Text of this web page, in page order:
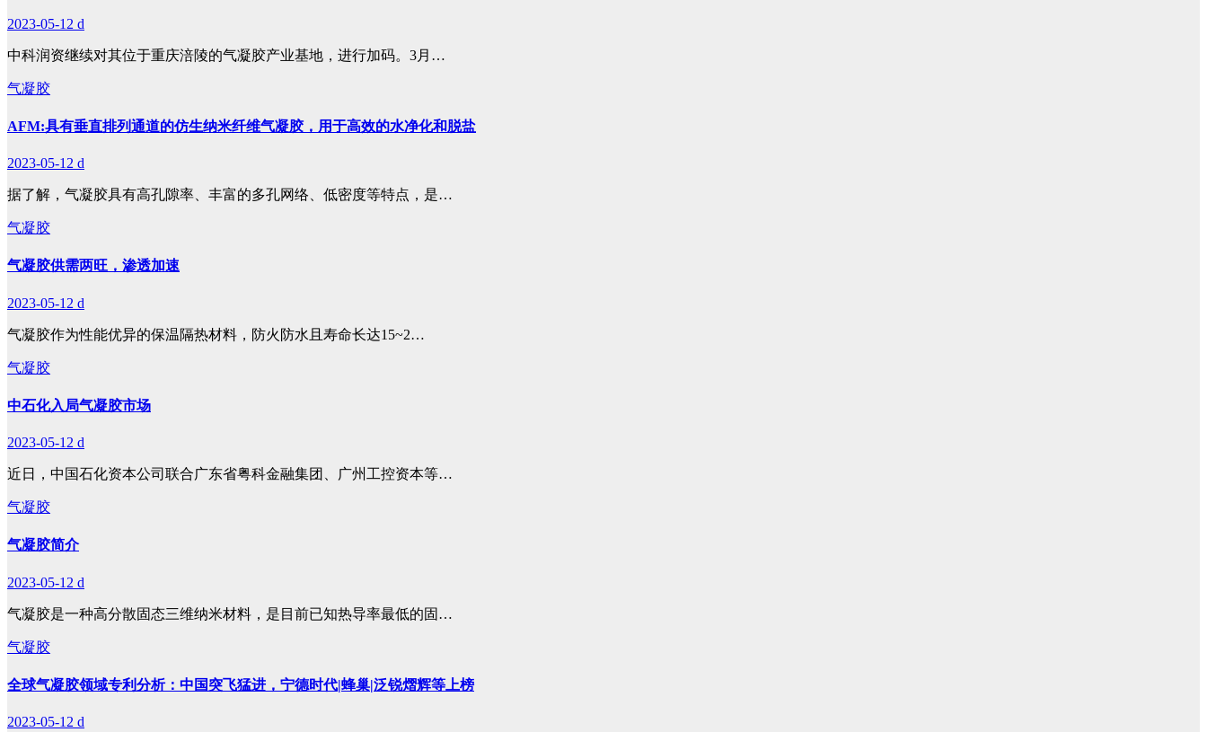
2023-05-12 d
中科润资继续对其位于重庆涪陵的气凝胶产业基地，进行加码。3月…
气凝胶
AFM:具有垂直排列通道的仿生纳米纤维气凝胶，用于高效的水净化和脱盐
2023-05-12 d
据了解，气凝胶具有高孔隙率、丰富的多孔网络、低密度等特点，是…
气凝胶
气凝胶供需两旺，渗透加速
2023-05-12 d
气凝胶作为性能优异的保温隔热材料，防火防水且寿命长达15~2…
气凝胶
中石化入局气凝胶市场
2023-05-12 d
近日，中国石化资本公司联合广东省粤科金融集团、广州工控资本等…
气凝胶
气凝胶简介
2023-05-12 d
气凝胶是一种高分散固态三维纳米材料，是目前已知热导率最低的固…
气凝胶
全球气凝胶领域专利分析：中国突飞猛进，宁德时代|蜂巢|泛锐熠辉等上榜
2023-05-12 d